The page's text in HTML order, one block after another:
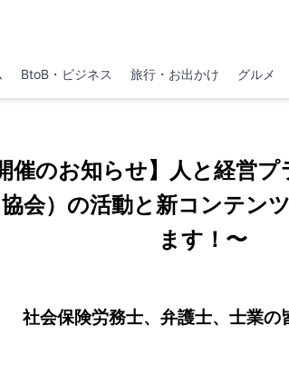
BtoB・ビジネス 旅行・お出かけ グルメ
催のお知らせ】人と経営
会）の活動と新コンテン
ます！〜
社会保険労務士、弁護士、士業の